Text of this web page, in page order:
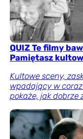
QUIZ Te filmy
Pamiętasz
Kultowe sceny,
wpadający w
pokaże, jak dobrze